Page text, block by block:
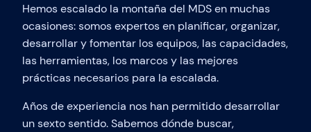
Hemos escalado la montaña del MDS en muchas
ocasiones: somos expertos en planificar, organizar,
desarrollar y fomentar los equipos, las capacidades,
las herramientas, los marcos y las mejores
prácticas necesarios para la escalada.
Años de experiencia nos han permitido desarrollar
un sexto sentido. Sabemos dónde buscar,